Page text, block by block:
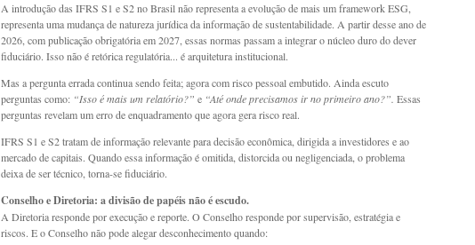
A introdução das IFRS S1 e S2 no Brasil não representa a evolução de mais um framework ESG,
representa uma mudança de natureza jurídica da informação de sustentabilidade. A partir desse ano de
2026, com publicação obrigatória em 2027, essas normas passam a integrar o núcleo duro do dever
fiduciário. Isso não é retórica regulatória... é arquitetura institucional.
Mas a pergunta errada continua sendo feita; agora com risco pessoal embutido. Ainda escuto
perguntas como: “Isso é mais um relatório?” e “Até onde precisamos ir no primeiro ano?”. Essas
perguntas revelam um erro de enquadramento que agora gera risco real.
IFRS S1 e S2 tratam de informação relevante para decisão econômica, dirigida a investidores e ao
mercado de capitais. Quando essa informação é omitida, distorcida ou negligenciada, o problema
deixa de ser técnico, torna-se fiduciário.
Conselho e Diretoria: a divisão de papéis não é escudo.
A Diretoria responde por execução e reporte. O Conselho responde por supervisão, estratégia e
riscos. E o Conselho não pode alegar desconhecimento quando: